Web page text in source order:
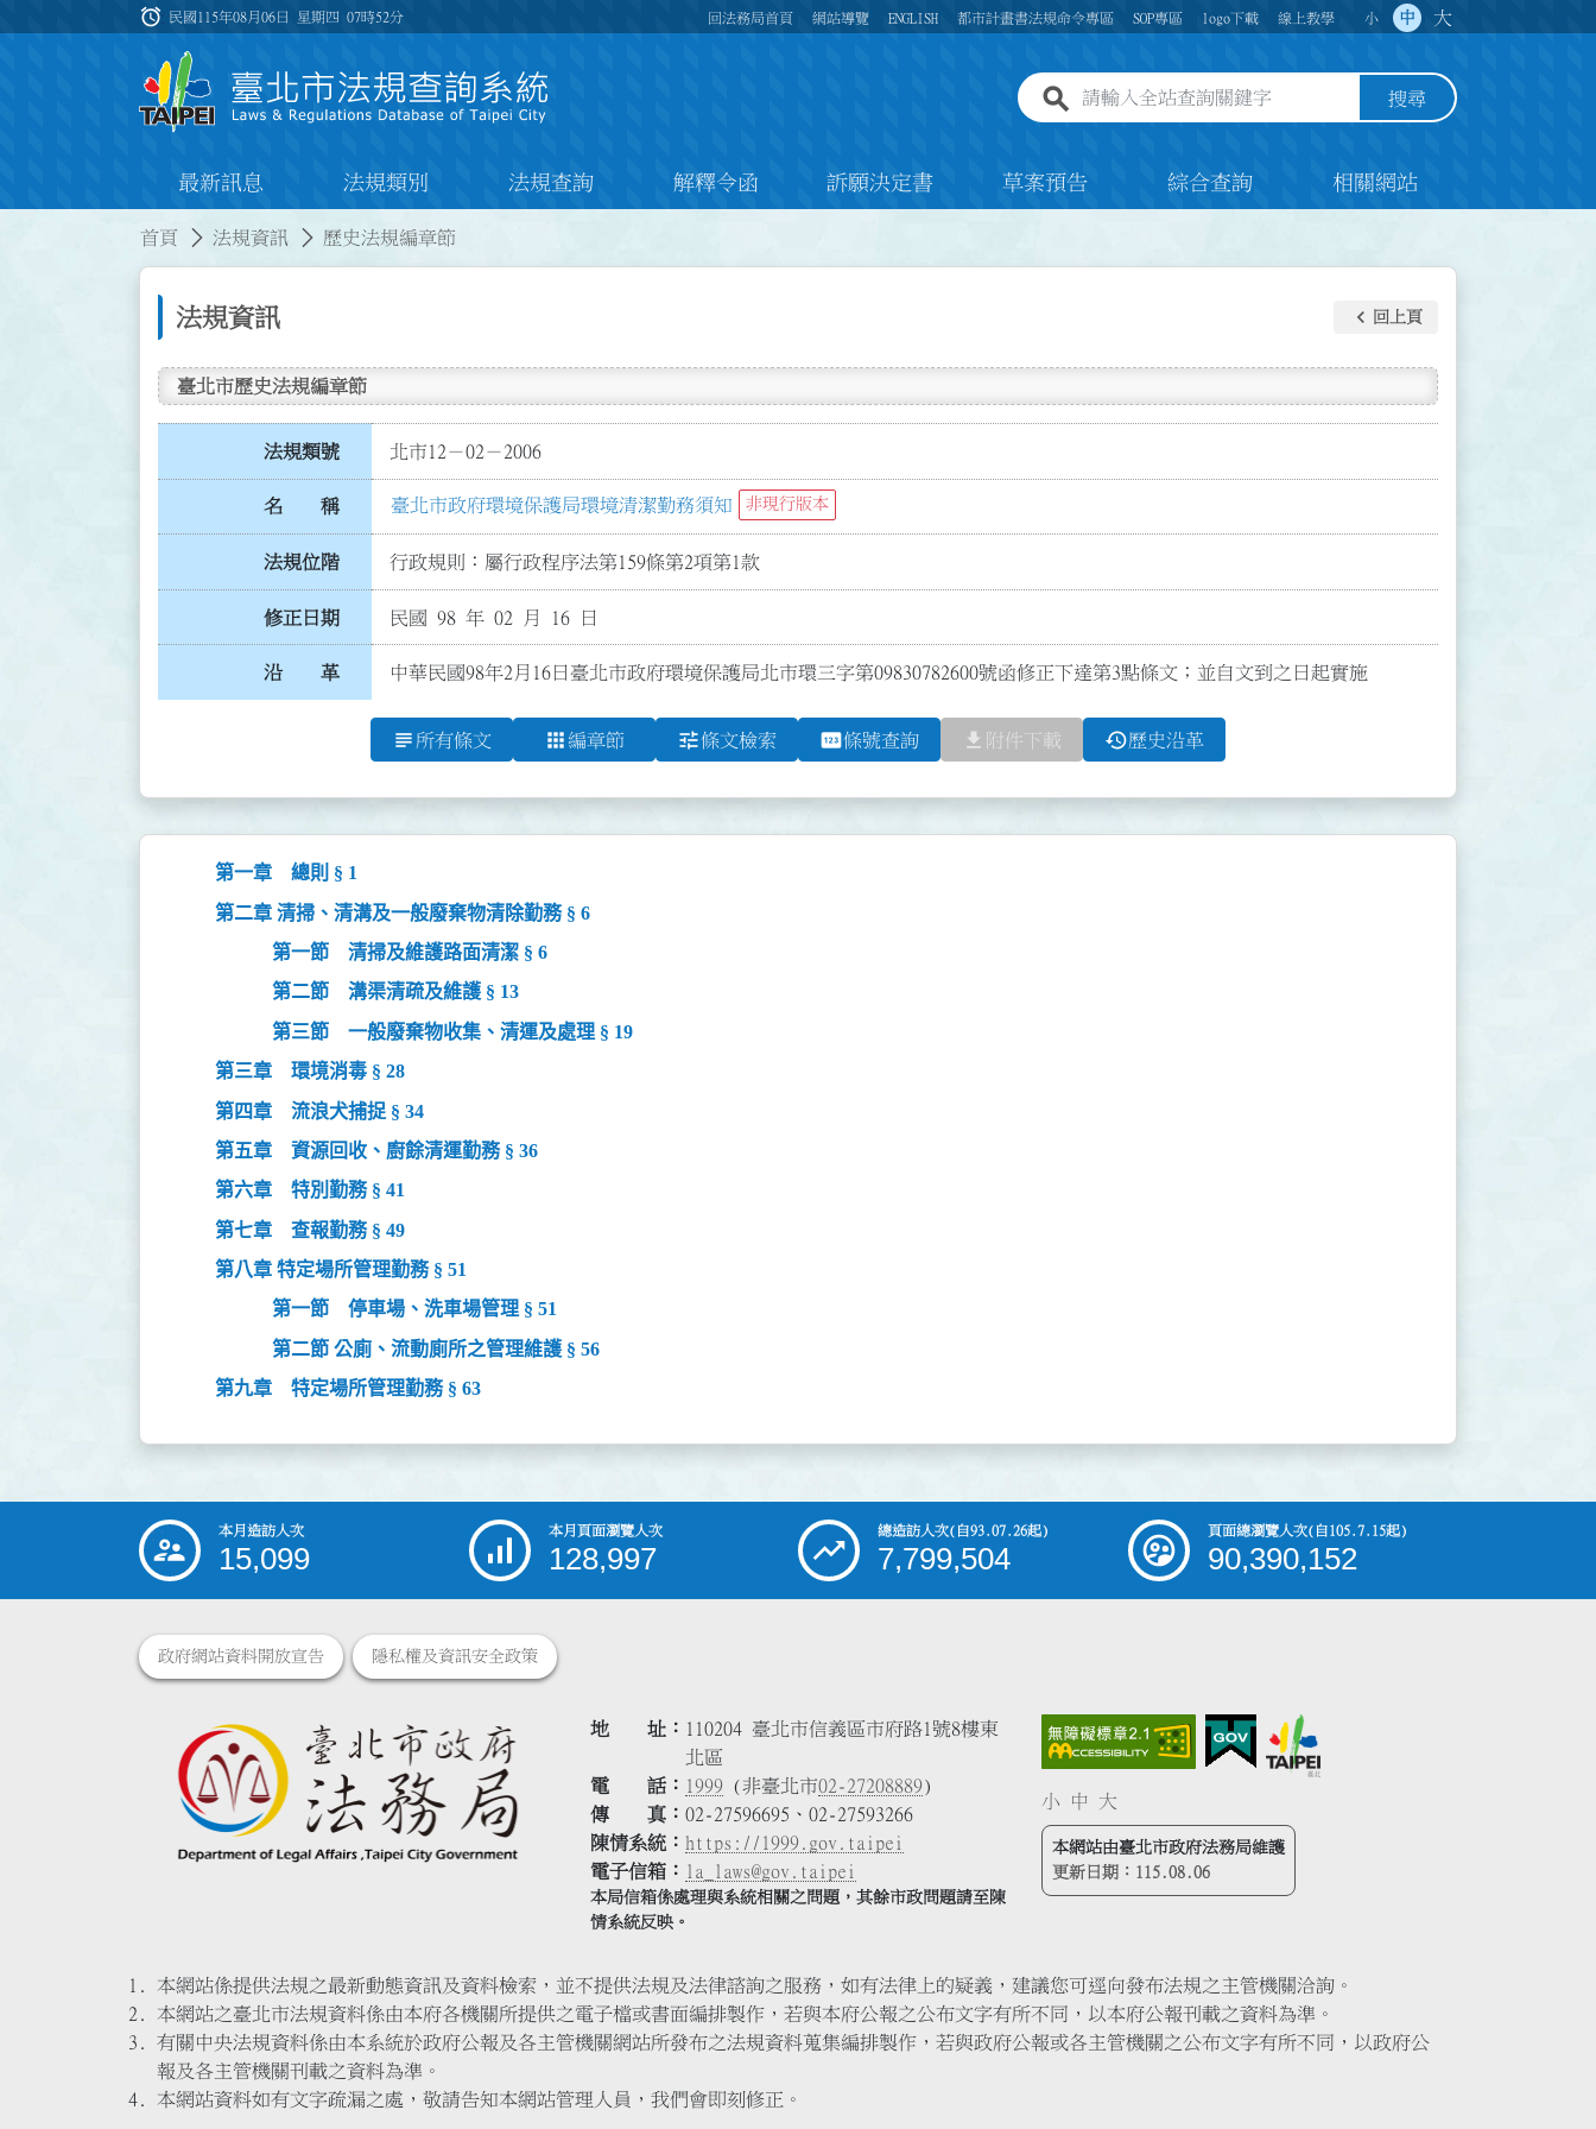
:::
alarm 民國115年08月06日 星期四07時52分 回法務局首頁 網站導覽 ENGLISH 都市計畫書法規命令專區 SOP專區 logo下載 線上教學 小 中 大
全站查詢關鍵字欄位 搜尋
最新訊息 法規類別 法規查詢 解釋令函 訴願決定書 草案預告 綜合查詢 相關網站
首頁 法規資訊 歷史法規編章節
法規資訊 keyboard_arrow_left 回上頁
臺北市歷史法規編章節
法規類號 北市12－02－2006
名 稱 臺北市政府環境保護局環境清潔勤務須知 非現行版本
法規位階 行政規則：屬行政程序法第159條第2項第1款
修正日期 民國 98 年 02 月 16 日
沿 革 中華民國98年2月16日臺北市政府環境保護局北市環三字第09830782600號函修正下達第3點條文；並自文到之日起實施
subject 所有條文 apps 編章節 tune條文檢索 pin條號查詢 file_download 附件下載 history歷史沿革
第一章 總則 § 1
第二章 清掃、清溝及一般廢棄物清除勤務 § 6
第一節 清掃及維護路面清潔 § 6
第二節 溝渠清疏及維護 § 13
第三節 一般廢棄物收集、清運及處理 § 19
第三章 環境消毒 § 28
第四章 流浪犬捕捉 § 34
第五章 資源回收、廚餘清運勤務 § 36
第六章 特別勤務 § 41
第七章 查報勤務 § 49
第八章 特定場所管理勤務 § 51
第一節 停車場、洗車場管理 § 51
第二節 公廁、流動廁所之管理維護 § 56
第九章 特定場所管理勤務 § 63
::: 本月造訪人次
15,099
本月頁面瀏覽人次
128,997
總造訪人次(自93.07.26起)
7,799,504
頁面總瀏覽人次(自105.7.15起)
90,390,152
政府網站資料開放宣告 隱私權及資訊安全政策
地 址
110204 臺北市信義區市府路1號8樓東
北區
電 話
1999 (非臺北市02-27208889)
傳 真
02-27596695、02-27593266
陳情系統
https://1999.gov.taipei
電子信箱
la_laws@gov.taipei
本局信箱係處理與系統相關之問題，其餘市政問題請至陳
情系統反映。
小 中 大
本網站由臺北市政府法務局維護
更新日期： 115.08.06
本網站係提供法規之最新動態資訊及資料檢索，並不提供法規及法律諮詢之服務，如有法律上的疑義，建議您可逕向發布法規之主管機關洽詢。
本網站之臺北市法規資料係由本府各機關所提供之電子檔或書面編排製作，若與本府公報之公布文字有所不同，以本府公報刊載之資料為準。
有關中央法規資料係由本系統於政府公報及各主管機關網站所發布之法規資料蒐集編排製作，若與政府公報或各主管機關之公布文字有所不同，以政府公
報及各主管機關刊載之資料為準。
本網站資料如有文字疏漏之處，敬請告知本網站管理人員，我們會即刻修正。